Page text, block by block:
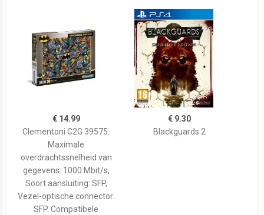
€ 14.99
Clementoni C2G 39575.
Maximale
overdrachtssnelheid van
gegevens: 1000 Mbit/s,
Soort aansluiting: SFP,
Vezel-optische connector:
SFP. Compatibele
€ 9.30
Blackguards 2